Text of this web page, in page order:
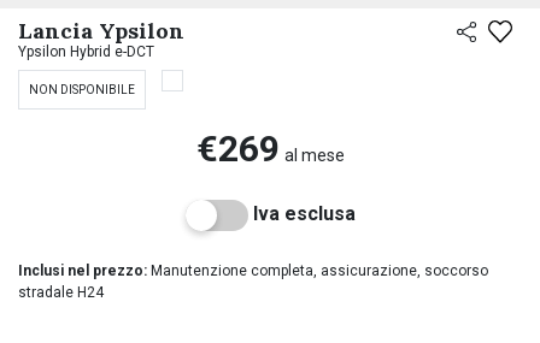
Lancia Ypsilon
Ypsilon Hybrid e-DCT
NON DISPONIBILE
€269 al mese
Iva esclusa
Inclusi nel prezzo: Manutenzione completa, assicurazione, soccorso
stradale H24